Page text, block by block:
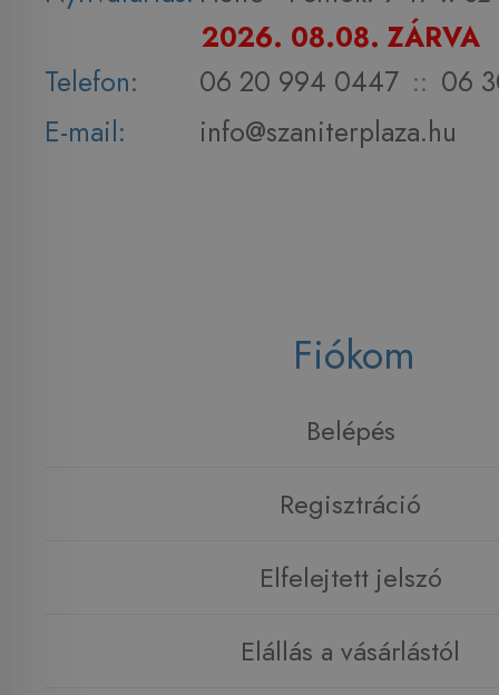
2026. 08.08. ZÁRVA
Telefon:
06 20 994 0447 :: 06
E-mail:
info@szaniterplaza.hu
Fiókom
Belépés
Regisztráció
Elfelejtett jelszó
Elállás a vásárlástól